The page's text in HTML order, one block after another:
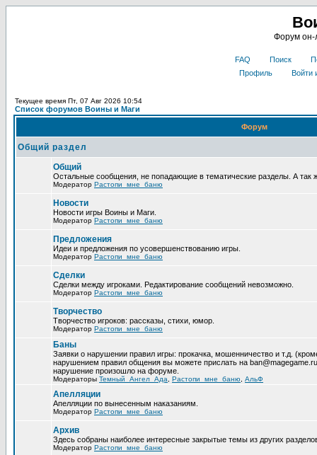
Форум он-
FAQ Поиск
Профиль
Войти
Текущее время Пт, 07 Авг 2026 10:54
Список форумов Воины и Маги
Форум
Общий раздел
Общий
Остальные сообщения, не попадающие в тематические разделы. А так
Модератор Растопи_мне_баню
Новости
Новости игры Воины и Маги.
Модератор Растопи_мне_баню
Предложения
Идеи и предложения по усовершенствованию игры.
Модератор Растопи_мне_баню
Сделки
Сделки между игроками. Редактирование сообщений невозможно.
Модератор Растопи_мне_баню
Творчество
Творчество игроков: рассказы, стихи, юмор.
Модератор Растопи_мне_баню
Баны
Заявки о нарушении правил игры: прокачка, мошенничество и т.д.
нарушением правил общения вы можете прислать на
нарушение произошло на форуме.
Модераторы Темный_Ангел_Ада Растопи_мне_баню АльФ
Апелляции
Апелляции по вынесенным наказаниям.
Модератор Растопи_мне_баню
Архив
Здесь собраны наиболее интересные закрытые темы из других
Модератор Растопи_мне_баню